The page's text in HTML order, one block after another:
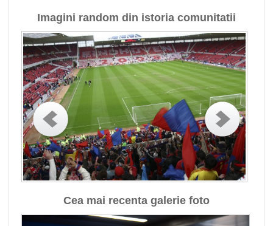
Imagini random din istoria comunitatii
Cea mai recenta galerie foto